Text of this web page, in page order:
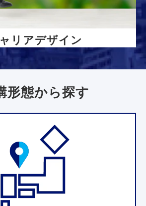
リアデザイン
形態から探す